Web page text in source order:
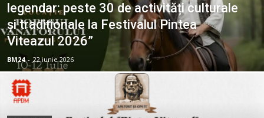
legendar: peste 30 de activități culturale
și tradiționale la Festivalul Pintea
Viteazul 2026”
BM24 - 22 iunie 2026